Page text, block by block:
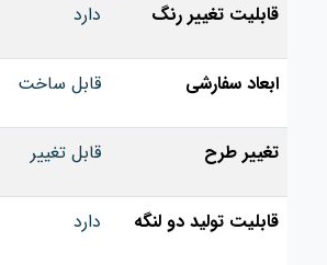
قابلیت تغییر رنگ دارد
ابعاد سفارشی قابل ساخت
تغییر طرح قابل تغییر
قابلیت تولید دو لنگه دارد